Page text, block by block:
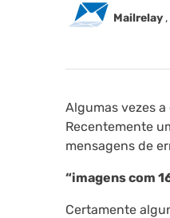
Mailrelay ,
Algumas vezes
Recentemente
mensagens de
“imagens com
Certamente